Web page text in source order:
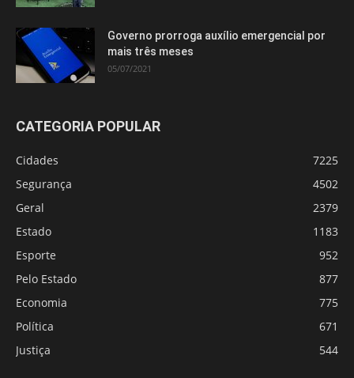
Governo prorroga auxílio emergencial por
mais três meses
05/07/2021
CATEGORIA POPULAR
Cidades
7225
Segurança
4502
Geral
2379
Estado
1183
Esporte
952
Pelo Estado
877
Economia
775
Política
671
Justiça
544